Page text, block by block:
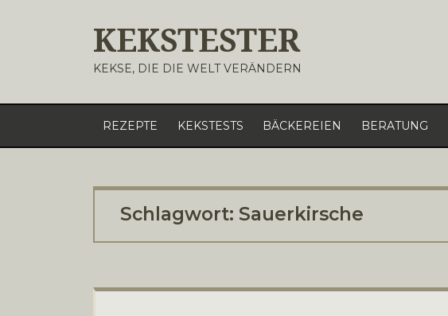
KEKSTESTER
KEKSE, DIE DIE WELT VERÄNDERN
REZEPTE KEKSTESTS BÄCKEREIEN BERATUNG
Schlagwort: Sauerkirsche